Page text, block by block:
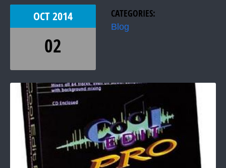
OCT2014
02
CATEGORIES:
Blog